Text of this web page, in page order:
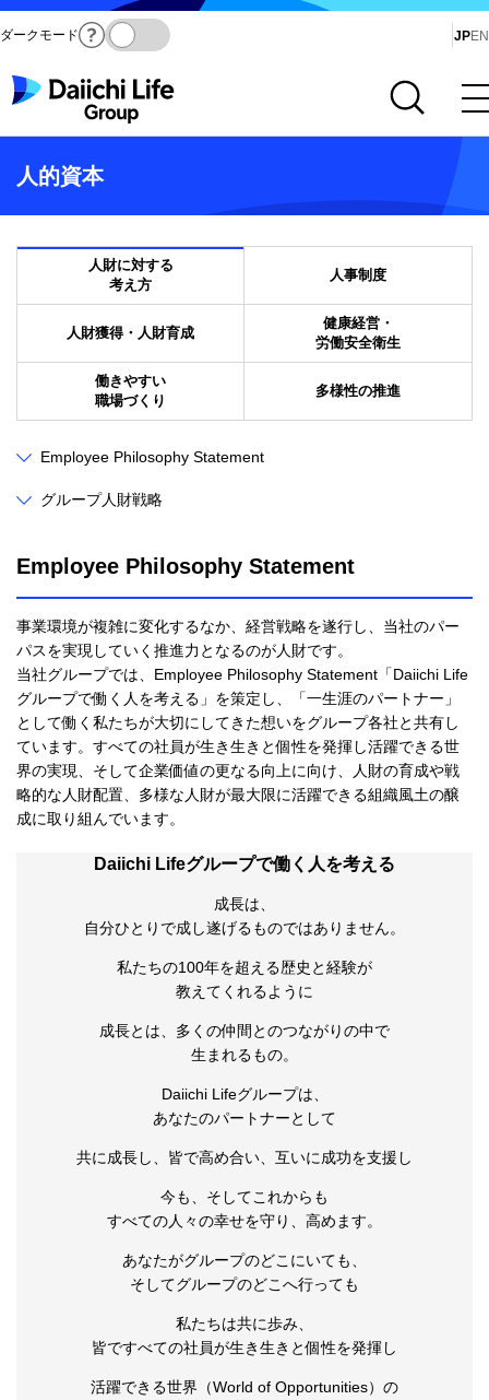
ダークモード JPEN
サイト内検索を開く
メインメニューを開く
人的資本
人財に対する
考え方
人事制度
人財獲得・人財育成
健康経営・
労働安全衛生
働きやすい
職場づくり
多様性の推進
Employee Philosophy Statement
グループ人財戦略
Employee Philosophy Statement
事業環境が複雑に変化するなか、経営戦略を遂行し、当社のパー
パスを実現していく推進力となるのが人財です。
当社グループでは、Employee Philosophy Statement「Daiichi Life
グループで働く人を考える」を策定し、「一生涯のパートナー」
として働く私たちが大切にしてきた想いをグループ各社と共有し
ています。すべての社員が生き生きと個性を発揮し活躍できる世
界の実現、そして企業価値の更なる向上に向け、人財の育成や戦
略的な人財配置、多様な人財が最大限に活躍できる組織風土の醸
成に取り組んでいます。
Daiichi Lifeグループで働く人を考える
成長は、
自分ひとりで成し遂げるものではありません。
私たちの100年を超える歴史と経験が
教えてくれるように
成長とは、多くの仲間とのつながりの中で
生まれるもの。
Daiichi Lifeグループは、
あなたのパートナーとして
共に成長し、皆で高め合い、互いに成功を支援し
今も、そしてこれからも
すべての人々の幸せを守り、高めます。
あなたがグループのどこにいても、
そしてグループのどこへ行っても
私たちは共に歩み、
皆ですべての社員が生き生きと個性を発揮し
活躍できる世界（World of Opportunities）の